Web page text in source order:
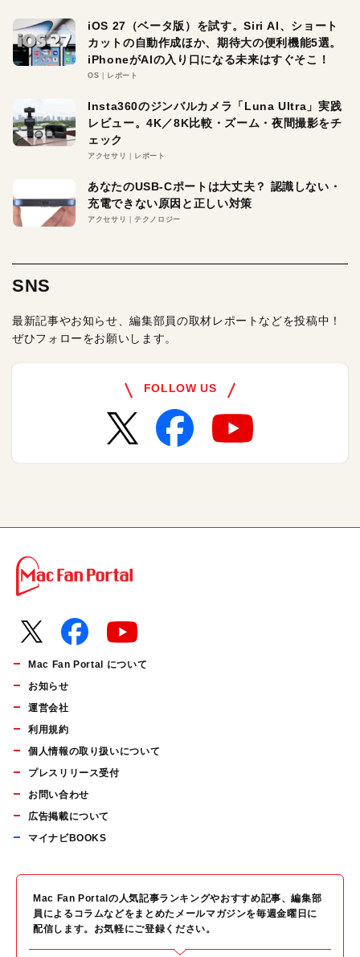
iOS 27（ベータ版）を試す。Siri AI、ショート
カットの自動作成ほか、期待大の便利機能5選。
iPhoneがAIの入り口になる未来はすぐそこ！
OS レポート
Insta360のジンバルカメラ「Luna Ultra」実践
レビュー。4K／8K比較・ズーム・夜間撮影をチ
ェック
アクセサリ レポート
あなたのUSB-Cポートは大丈夫？ 認識しない・
充電できない原因と正しい対策
アクセサリ テクノロジー
SNS
最新記事やお知らせ、編集部員の取材レポートなどを投稿中！
ぜひフォローをお願いします。
FOLLOW US
Mac Fan Portal について
お知らせ
運営会社
利用規約
個人情報の取り扱いについて
プレスリリース受付
お問い合わせ
広告掲載について
マイナビBOOKS
Mac Fan Portalの人気記事ランキングやおすすめ記事、編集部
員によるコラムなどをまとめたメールマガジンを毎週金曜日に
配信します。お気軽にご登録ください。